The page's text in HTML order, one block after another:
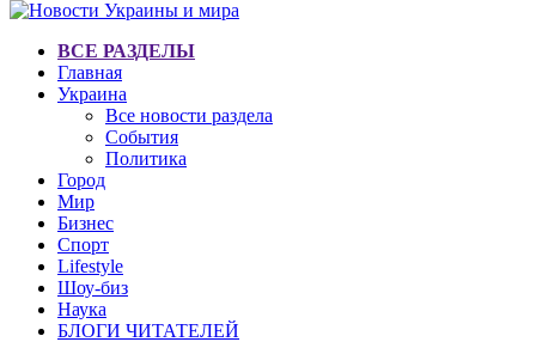
ВСЕ РАЗДЕЛЫ
Главная
Украина
Все новости раздела
События
Политика
Город
Мир
Бизнес
Спорт
Lifestyle
Шоу-биз
Наука
БЛОГИ ЧИТАТЕЛЕЙ